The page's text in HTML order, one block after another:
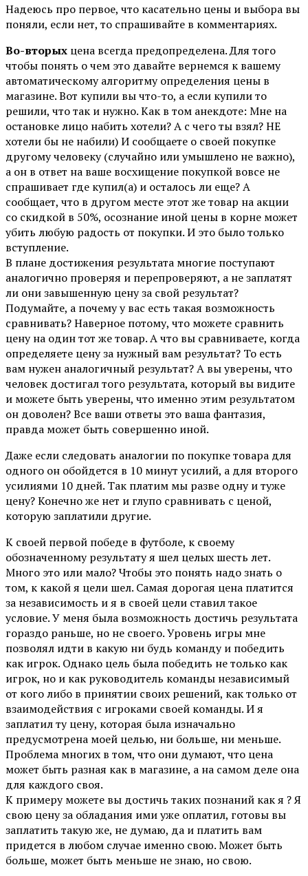
Надеюсь про первое, что касательно цены и выбора вы
поняли, если нет, то спрашивайте в комментариях.
Во-вторых цена всегда предопределена. Для того
чтобы понять о чем это давайте вернемся к вашему
автоматическому алгоритму определения цены в
магазине. Вот купили вы что-то, а если купили то
решили, что так и нужно. Как в том анекдоте: Мне на
остановке лицо набить хотели? А с чего ты взял? НЕ
хотели бы не набили) И сообщаете о своей покупке
другому человеку (случайно или умышлено не важно),
а он в ответ на ваше восхищение покупкой вовсе не
спрашивает где купил(а) и осталось ли еще? А
сообщает, что в другом месте этот же товар на акции
со скидкой в 50%, осознание иной цены в корне может
убить любую радость от покупки. И это было только
вступление.
В плане достижения результата многие поступают
аналогично проверяя и перепроверяют, а не заплатят
ли они завышенную цену за свой результат?
Подумайте, а почему у вас есть такая возможность
сравнивать? Наверное потому, что можете сравнить
цену на один тот же товар. А что вы сравниваете, когда
определяете цену за нужный вам результат? То есть
вам нужен аналогичный результат? А вы уверены, что
человек достигал того результата, который вы видите
и можете быть уверены, что именно этим результатом
он доволен? Все ваши ответы это ваша фантазия,
правда может быть совершенно иной.
Даже если следовать аналогии по покупке товара для
одного он обойдется в 10 минут усилий, а для второго
усилиями 10 дней. Так платим мы разве одну и туже
цену? Конечно же нет и глупо сравнивать с ценой,
которую заплатили другие.
К своей первой победе в футболе, к своему
обозначенному результату я шел целых шесть лет.
Много это или мало? Чтобы это понять надо знать о
том, к какой я цели шел. Самая дорогая цена платится
за независимость и я в своей цели ставил такое
условие. У меня была возможность достичь результата
гораздо раньше, но не своего. Уровень игры мне
позволял идти в какую ни будь команду и победить
как игрок. Однако цель была победить не только как
игрок, но и как руководитель команды независимый
от кого либо в принятии своих решений, как только от
взаимодействия с игроками своей команды. И я
заплатил ту цену, которая была изначально
предусмотрена моей целью, ни больше, ни меньше.
Проблема многих в том, что они думают, что цена
может быть разная как в магазине, а на самом деле она
для каждого своя.
К примеру можете вы достичь таких познаний как я ? Я
свою цену за обладания ими уже оплатил, готовы вы
заплатить такую же, не думаю, да и платить вам
придется в любом случае именно свою. Может быть
больше, может быть меньше не знаю, но свою.